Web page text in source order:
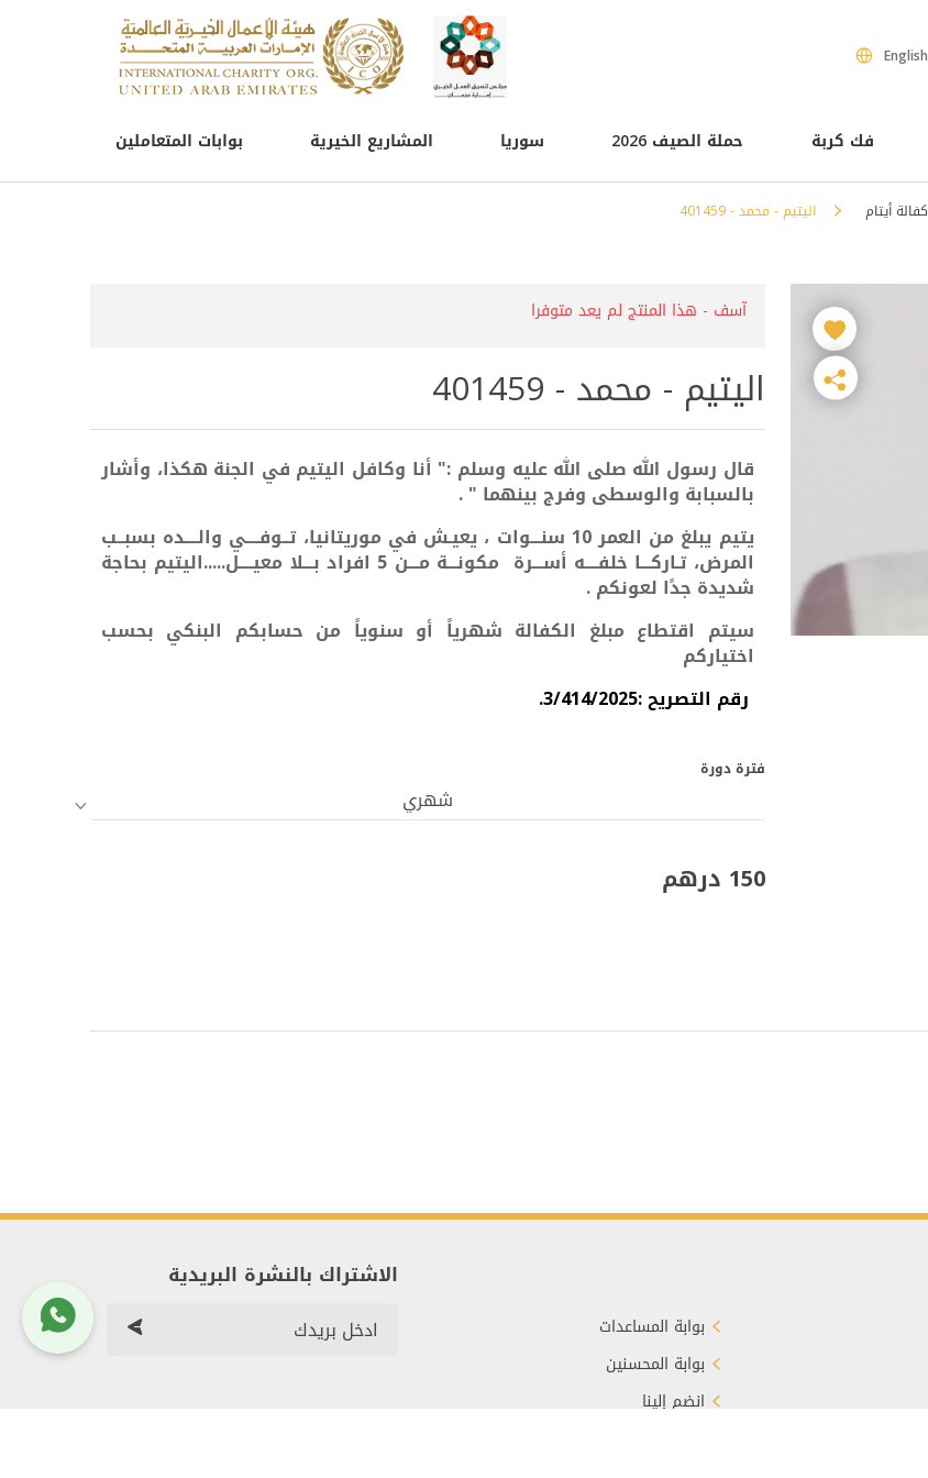
English
فك كربة حملة الصيف 2026 سوريا المشاريع الخيرية
كفالة أيتام اليتيم - محمد - 401459
آسف - هذا المنتج لم يعد متوفرا
اليتيم - محمد - 401459
قال رسول الله صلى الله عليه وسلم :" أنا وكافل اليتيم في الجنة هكذا، وأشار
بالسبابة والوسطى وفرج بينهما " .
يتيم يبلغ من العمر 10 سنـــوات ، يعيـش في موريتانيا، تــوفــــي والــــده بسبــب
المرض، تـاركـــا خلفــــه أســـرة مكونـــة مـــن 5 افراد بـــلا معيــــل..... اليتيم بحاجة
شديدة جدًا لعونكم .
سيتم اقتطاع مبلغ الكفالة شهرياً أو سنوياً من حسابكم البنكي بحسب
اختياركم
رقم التصريح :3/414/2025.
فترة دورة
150 درهم
بوابة المساعدات
بوابة المحسنين
انضم إلينا
الاشتراك بالنشرة البريدية